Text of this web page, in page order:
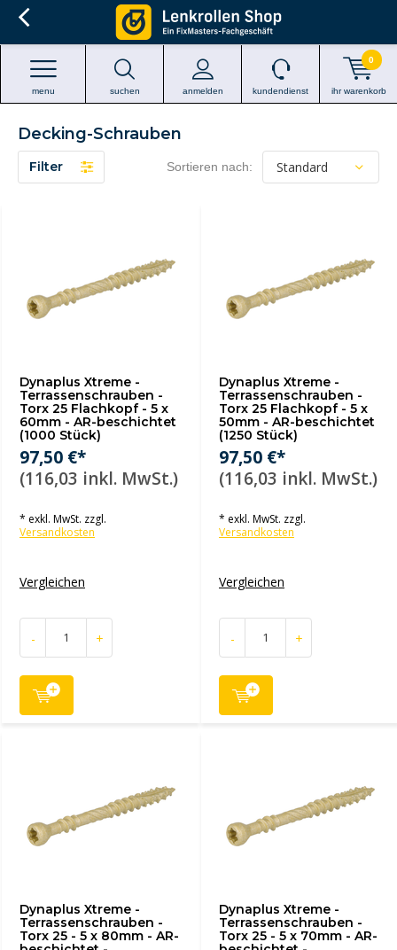
suchen anmelden
menu kundendienst ihr warenkorb
0
Decking-Schrauben
Filter Sortieren nach:
Dynaplus Xtreme -
Terrassenschrauben -
Torx 25 Flachkopf - 5 x
60mm - AR-beschichtet
(1000 Stück)
97,50 €*
(116,03 inkl. MwSt.)
* exkl. MwSt. zzgl.
Versandkosten
Vergleichen
- +
Dynaplus Xtreme -
Terrassenschrauben -
Torx 25 Flachkopf - 5 x
50mm - AR-beschichtet
(1250 Stück)
97,50 €*
(116,03 inkl. MwSt.)
* exkl. MwSt. zzgl.
Versandkosten
Vergleichen
- +
Dynaplus Xtreme -
Terrassenschrauben -
Torx 25 - 5 x 80mm - AR-
Dynaplus Xtreme -
Terrassenschrauben -
Torx 25 - 5 x 70mm - AR-